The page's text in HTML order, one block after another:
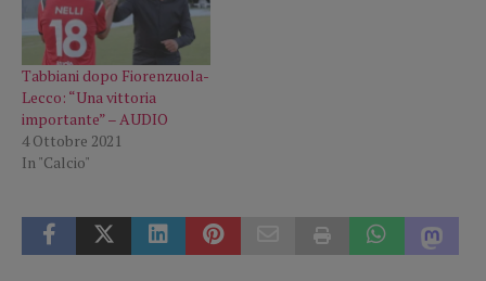
Tabbiani dopo Fiorenzuola-
Lecco: “Una vittoria
importante” – AUDIO
4 Ottobre 2021
In "Calcio"